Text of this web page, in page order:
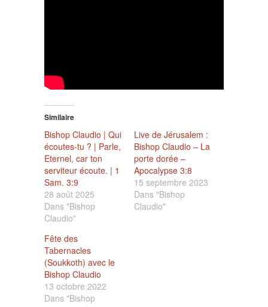
Similaire
Bishop Claudio | Qui
écoutes-tu ? | Parle,
Eternel, car ton
serviteur écoute. | 1
Sam. 3:9
28 août 2025
Dans "Bishop
Claudio"
Live de Jérusalem :
Bishop Claudio – La
porte dorée –
Apocalypse 3:8
15 septembre 2023
Dans "Bishop
Claudio"
Fête des
Tabernacles
(Soukkoth) avec le
Bishop Claudio
13 octobre 2022
Dans "Bishop